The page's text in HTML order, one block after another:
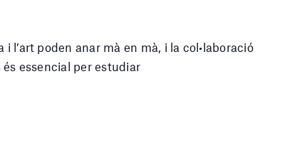
poden anar mà en mà, i la col•laboració
essencial per estudiar